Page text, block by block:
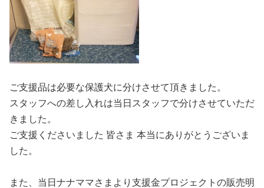
ご支援品は必要な保護犬に分けさせて頂きました。
スタッフへの差し入れは当日スタッフで分けさせていただ
きました。
ご支援くださいました 皆さま 本当にありがとうございま
した。
また、当日ナナママさまより支援金プロジェクトの販売明